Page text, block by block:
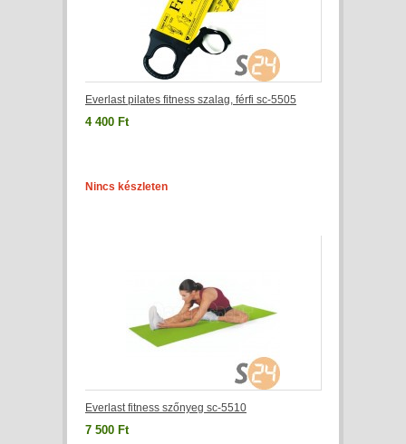
Everlast pilates fitness szalag, férfi sc-5505
4 400 Ft
Nincs készleten
Everlast fitness szőnyeg sc-5510
7 500 Ft